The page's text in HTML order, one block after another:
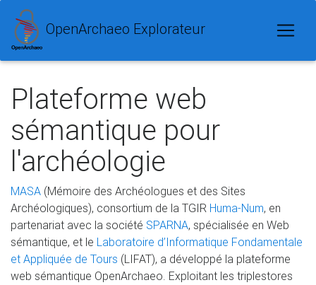
OpenArchaeo Explorateur
Plateforme web
sémantique pour
l'archéologie
MASA (Mémoire des Archéologues et des Sites
Archéologiques), consortium de la TGIR Huma-Num, en
partenariat avec la société SPARNA, spécialisée en Web
sémantique, et le Laboratoire d’Informatique Fondamentale
et Appliquée de Tours (LIFAT), a développé la plateforme
web sémantique OpenArchaeo. Exploitant les triplestores